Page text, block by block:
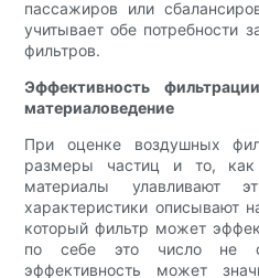
пассажиров или
учитывает обе потребности
фильтров.
Эффективность
материаловедение
При оценке воздушных
размеры частиц и то, как
материалы улавливают
характеристики описывают
который фильтр может
по себе это число не
эффективность может